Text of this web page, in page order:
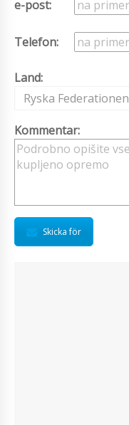
e-post:
Telefon:
Land:
Ryska Federationen
Kommentar:
Skicka för